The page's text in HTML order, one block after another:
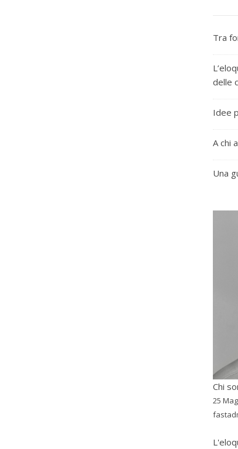
Tra
delle
Idee
A chi
Una
Chi
25